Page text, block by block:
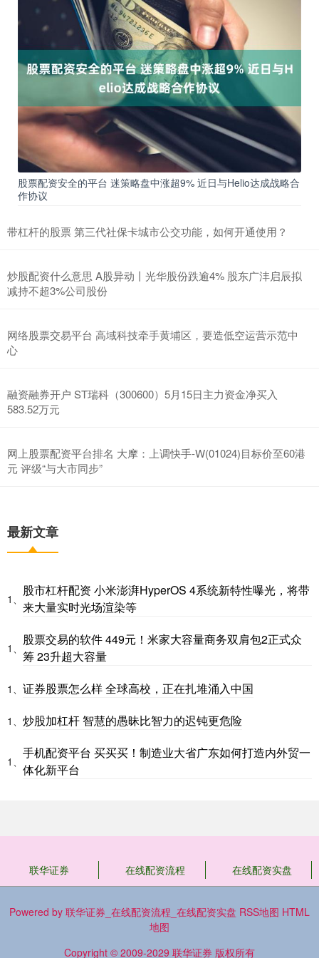
股票配资安全的平台 迷策略盘中涨超9% 近日与Helio达成战略合
作协议
带杠杆的股票 第三代社保卡城市公交功能，如何开通使用？
炒股配资什么意思 A股异动丨光华股份跌逾4% 股东广沣启辰拟
减持不超3%公司股份
网络股票交易平台 高域科技牵手黄埔区，要造低空运营⽰范中
心
融资融券开户 ST瑞科（300600）5月15日主力资金净买入
583.52万元
网上股票配资平台排名 大摩：上调快手-W(01024)目标价至60港
元 评级“与大市同步”
最新文章
1、
股市杠杆配资 小米澎湃HyperOS 4系统新特性曝光，将带
来大量实时光场渲染等
1、
股票交易的软件 449元！米家大容量商务双肩包2正式众
筹 23升超大容量
1、 证券股票怎么样 全球高校，正在扎堆涌入中国
1、 炒股加杠杆 智慧的愚昧比智力的迟钝更危险
1、
手机配资平台 买买买！制造业大省广东如何打造内外贸一
体化新平台
联华证券 在线配资流程 在线配资实盘
Powered by 联华证券_在线配资流程_在线配资实盘 RSS地图 HTML
地图
Copyright © 2009-2029 联华证券 版权所有